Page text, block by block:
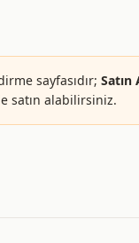
sayfasıdır; Satın
satın alabilirsiniz.